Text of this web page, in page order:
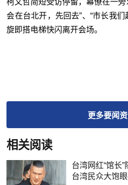
柯文哲简短受访停留，幕僚在一
会在台北开，先回去”、“市长我
旋即搭电梯快闪离开会场。
更多要闻
相关阅读
台湾网红“馆长
台湾民众大饱眼